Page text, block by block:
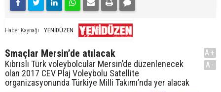
Haber Kaynağı YENİDÜZEN
Smaçlar Mersin’de atılacak
Kıbrıslı Türk voleybolcular Mersin’de düzenlenecek
olan 2017 CEV Plaj Voleybolu Satellite
organizasyonunda Türkiye Milli Takımı’nda yer alacak
A+
A-